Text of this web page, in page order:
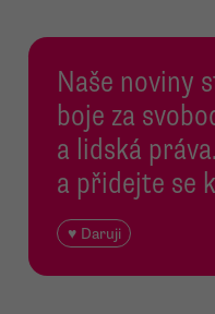
Naše noviny
boje za
a lidská
a přidejte se
♥ Daruji